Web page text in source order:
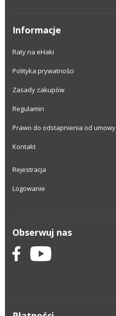
Informacje
Raty na eHaki
Polityka prywatności
Zasady zakupów
Regulamin
Prawo do odstapnienia od umowy
Kontakt
Rejestracja
Logowanie
Obserwuj nas